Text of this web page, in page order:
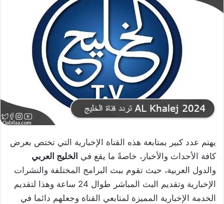
يهتم عدد كبير بمتابعة هذه القناة الإخبارية التي تختص بعرض
كافة الأحداث والأخبار، خاصةً ما يقع في الخليج العربي
والدول العربية، حيث تقوم ببث البرامج المختلفة والنشرات
الإخبارية وتقديم البث المباشر طوال 24 ساعة وهذا لتقديم
الخدمة الإخبارية المميزة لمتابعي القناة وجعلهم دائما في